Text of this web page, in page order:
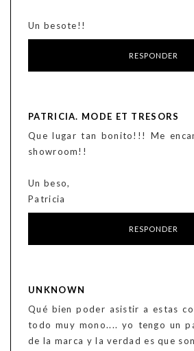
Un besote!!
RESPONDER
PATRICIA. MODE ET TRESORS
Que lugar tan bonito!!! Me
showroom!!
Un beso,
Patricia
RESPONDER
UNKNOWN
Qué bien poder asistir a estas
todo muy mono.... yo tengo un
de la marca y la verdad es que